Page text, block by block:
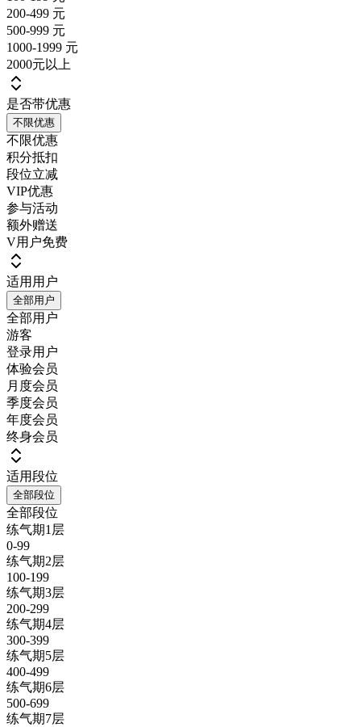
200-499 元
500-999 元
1000-1999 元
2000元以上
是否带优惠
不限优惠
不限优惠
积分抵扣
段位立减
VIP优惠
参与活动
额外赠送
V用户免费
适用用户
全部用户
全部用户
游客
登录用户
体验会员
月度会员
季度会员
年度会员
终身会员
适用段位
全部段位
全部段位
练气期1层
0-99
练气期2层
100-199
练气期3层
200-299
练气期4层
300-399
练气期5层
400-499
练气期6层
500-699
练气期7层